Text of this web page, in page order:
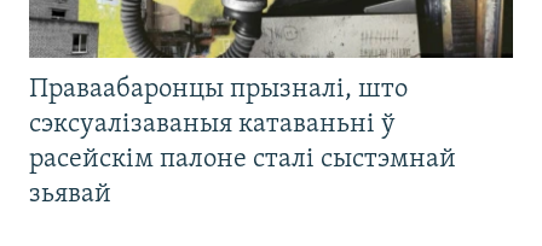
Праваабаронцы прызналі, што
сэксуалізаваныя катаваньні ў
расейскім палоне сталі сыстэмнай
зьявай